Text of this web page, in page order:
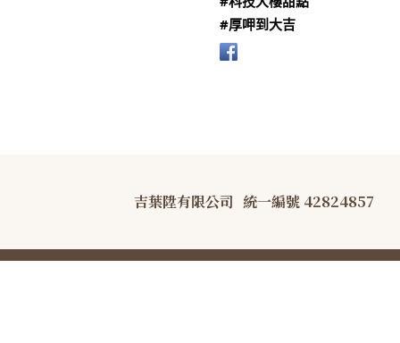
#厚呷到大吉
吉葉陞有限公司 統一編號 42824857